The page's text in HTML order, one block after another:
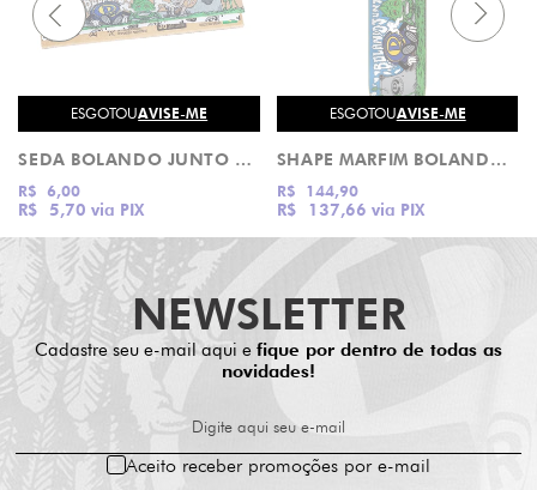
ESGOTOUAVISE-ME
SEDA BOLANDO JUNTO SEMPRE KING SIZE
R$ 5,70 via PIX
R$ 6,00
ESGOTOUAVISE-ME
SHAPE MARFIM BOLANDO JUNTO SEMPRE
R$ 137,66 via PIX
R$ 144,90
NEWSLETTER
Cadastre seu e-mail aqui e fique por dentro de todas as
novidades!
Digite aqui seu e-mail
Aceito receber promoções por e-mail